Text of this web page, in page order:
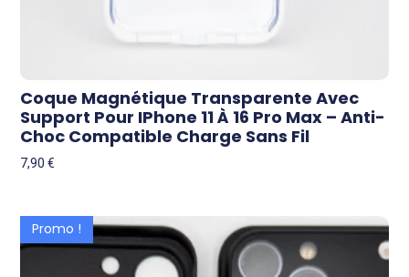
Coque Magnétique Transparente Avec
Support Pour IPhone 11 À 16 Pro Max – Anti-
Choc Compatible Charge Sans Fil
7,90€
Promo !